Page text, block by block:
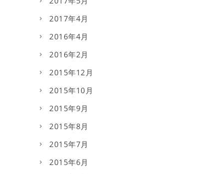
2017年4月
2016年4月
2016年2月
2015年12月
2015年10月
2015年9月
2015年8月
2015年7月
2015年6月